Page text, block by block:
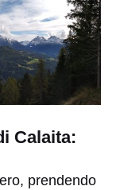
Calaita:
prendendo